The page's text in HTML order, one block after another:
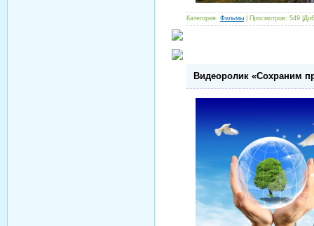
Категория: Фильмы | Просмотров: 549
Видеоролик «Сохраним